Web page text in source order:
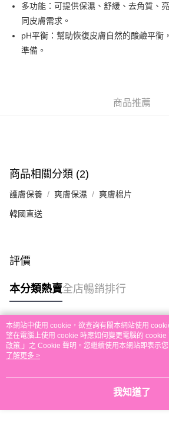
PayMe
WeChat Pay
其他轉帳方式
單。 如果訂購後七個工作天內我們未能收到有關
每筆HK$30.00，滿HK$580.00或以上免運費
本地配送
每筆HK$30.00，滿HK$580.00或以上免運費
其他地區配送
多功能：可提供保濕、舒緩、去角質、
同皮膚需求。
pH平衡：幫助恢復皮膚自然的酸鹼平衡
準備。
商品推薦
商品相關分類 (2)
護膚保養 爽膚保濕 爽膚棉片
韓國直送
評價
本分類熱賣全店暢銷排行
熱門標籤
熱銷排行
本網站中使用 cookie，欲查詢有關本網站使用
望在電腦上使用 cookie 時應如何變更電腦的 cookie
政策 」之 Cookie 聲明。您繼續使用本網站即表示
條款之 Cookie 聲明使用 cookie。
了解更多 >
我知道了